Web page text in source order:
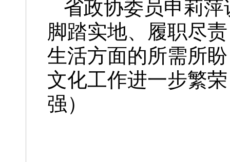
省政协委员申莉
脚踏实地、履职尽
生活方面的所需所
文化工作进一步繁
强）